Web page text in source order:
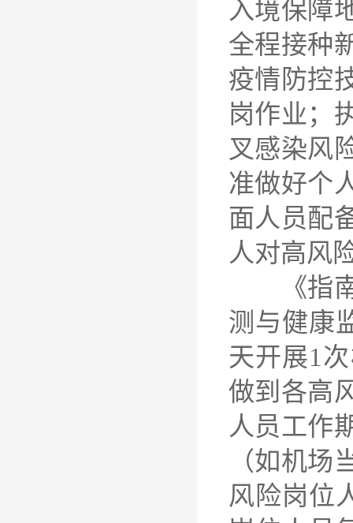
入境保障
全程接种
疫情防控
岗作业；
叉感染风
准做好个
面人员配
人对高风
《指南
测与健康
天开展1
做到各高
人员工作
（如机
风险岗位